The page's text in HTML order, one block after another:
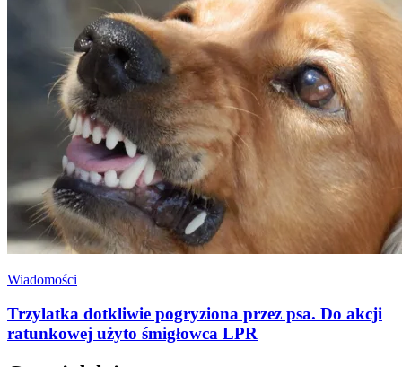
Wiadomości
Trzylatka dotkliwie pogryziona przez psa. Do akcji
ratunkowej użyto śmigłowca LPR